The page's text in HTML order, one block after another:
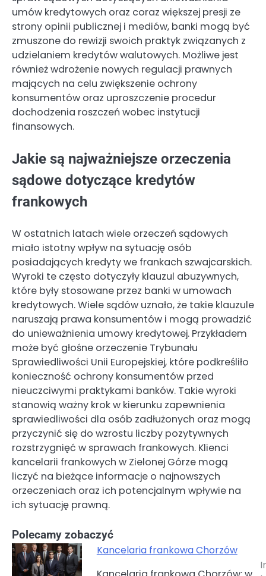
umów kredytowych oraz coraz większej presji ze
strony opinii publicznej i mediów, banki mogą być
zmuszone do rewizji swoich praktyk związanych z
udzielaniem kredytów walutowych. Możliwe jest
również wdrożenie nowych regulacji prawnych
mających na celu zwiększenie ochrony
konsumentów oraz uproszczenie procedur
dochodzenia roszczeń wobec instytucji
finansowych.
Jakie są najważniejsze orzeczenia
sądowe dotyczące kredytów
frankowych
W ostatnich latach wiele orzeczeń sądowych
miało istotny wpływ na sytuację osób
posiadających kredyty we frankach szwajcarskich.
Wyroki te często dotyczyły klauzul abuzywnych,
które były stosowane przez banki w umowach
kredytowych. Wiele sądów uznało, że takie klauzule
naruszają prawa konsumentów i mogą prowadzić
do unieważnienia umowy kredytowej. Przykładem
może być głośne orzeczenie Trybunału
Sprawiedliwości Unii Europejskiej, które podkreśliło
konieczność ochrony konsumentów przed
nieuczciwymi praktykami banków. Takie wyroki
stanowią ważny krok w kierunku zapewnienia
sprawiedliwości dla osób zadłużonych oraz mogą
przyczynić się do wzrostu liczby pozytywnych
rozstrzygnięć w sprawach frankowych. Klienci
kancelarii frankowych w Zielonej Górze mogą
liczyć na bieżące informacje o najnowszych
orzeczeniach oraz ich potencjalnym wpływie na
ich sytuację prawną.
Polecamy zobaczyć
Kancelaria frankowa Chorzów
Nawigacja